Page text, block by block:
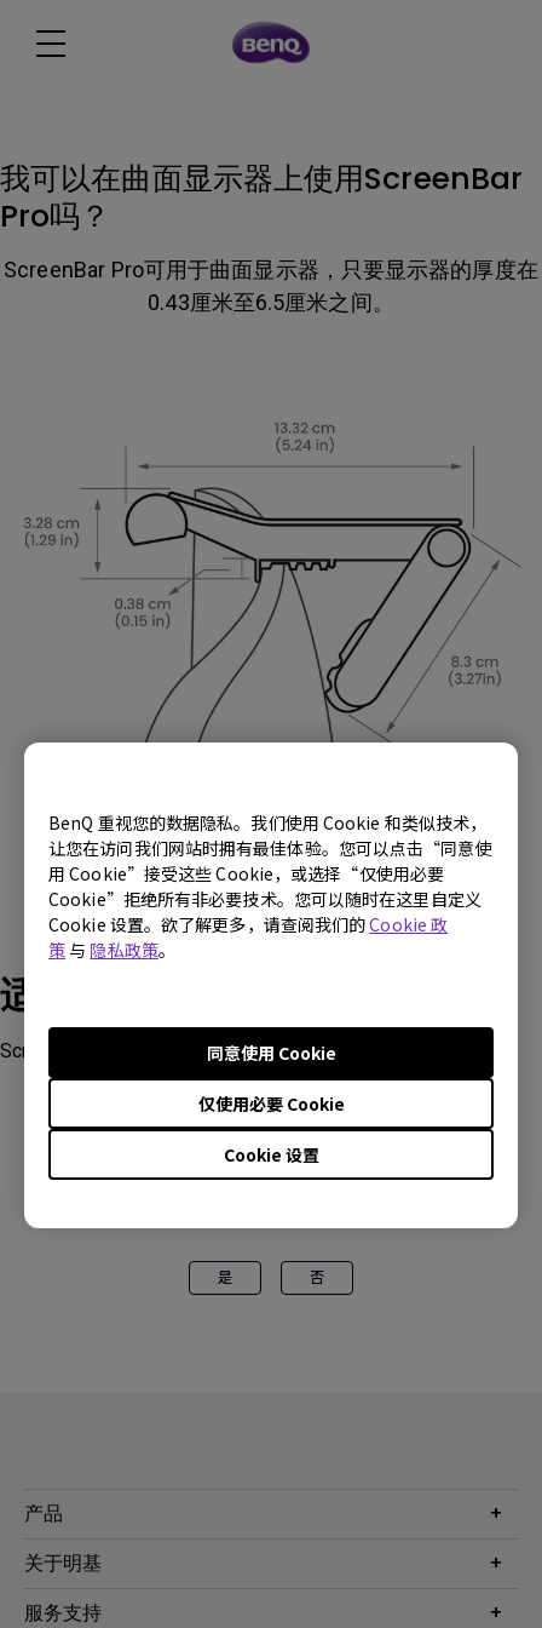
BenQ 重视您的数据隐私。我们使用 Cookie 和类似技术，
让您在访问我们网站时拥有最佳体验。您可以点击“同意使
用 Cookie”接受这些 Cookie，或选择“仅使用必要
Cookie”拒绝所有非必要技术。您可以随时在这里自定义
Cookie 设置。欲了解更多，请查阅我们的Cookie 政
策 与 隐私政策。
Cookie 设置
仅使用必要 Cookie
同意使用 Cookie
我可以在曲面显示器上使用ScreenBar
Pro吗？
ScreenBar Pro可用于曲面显示器，只要显示器的厚度在
0.43厘米至6.5厘米之间。
适用型号
ScreenBar Pro
是 否
产品
投影机
WiT智能灯
关于明基
公司简介
服务支持